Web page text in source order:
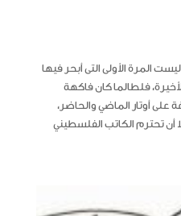
المرة الأولى التى أبحر فيها
فلطالما كان فاكهة
على أوتار الماضي والحاضر،
أن تحترم الكاتب الفلسطيني